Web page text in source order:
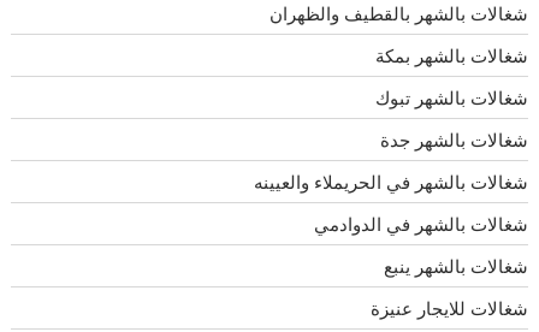
شغالات بالشهر بالقطيف والظهران
شغالات بالشهر بمكة
شغالات بالشهر تبوك
شغالات بالشهر جدة
شغالات بالشهر في الحريملاء والعيينه
شغالات بالشهر في الدوادمي
شغالات بالشهر ينبع
شغالات للايجار عنيزة